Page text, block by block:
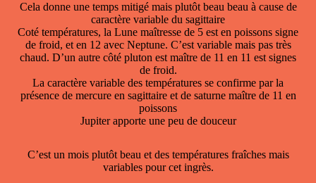
Cela donne une temps mitigé mais plutôt beau beau à cause de
caractère variable du sagittaire
Coté températures, la Lune maîtresse de 5 est en poissons signe
de froid, et en 12 avec Neptune. C’est variable mais pas très
chaud. D’un autre côté pluton est maître de 11 en 11 est signes
de froid.
La caractère variable des températures se confirme par la
présence de mercure en sagittaire et de saturne maître de 11 en
poissons
Jupiter apporte une peu de douceur
C’est un mois plutôt beau et des températures fraîches mais
variables pour cet ingrès.